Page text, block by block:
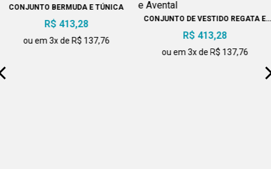
CONJUNTO BERMUDA E TÚNICA
R$ 413,28
ou em 3x de R$ 137,76
CONJUNTO DE VESTIDO REGATA E
AVENTAL
R$ 413,28
ou em 3x de R$ 137,76